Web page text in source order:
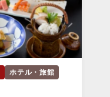
ホテル・旅館